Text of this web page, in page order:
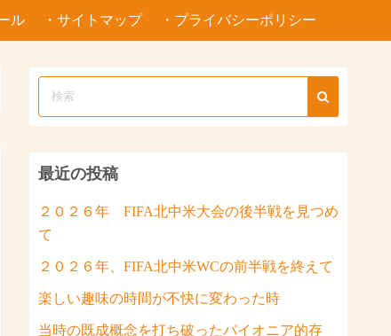
ル ・サイトマップ ・プライバシーポリシー
最近の投稿
２０２６年 FIFA北中米大会の後半戦を見つめ
て
２０２６年、FIFA北中米WCの前半戦を終えて
楽しい趣味の時間が不快に変わった時
当時の既成概念を打ち破ったパイオニア的存